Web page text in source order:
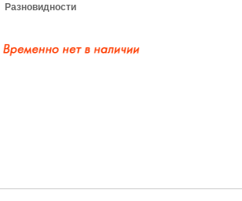
Разновидности